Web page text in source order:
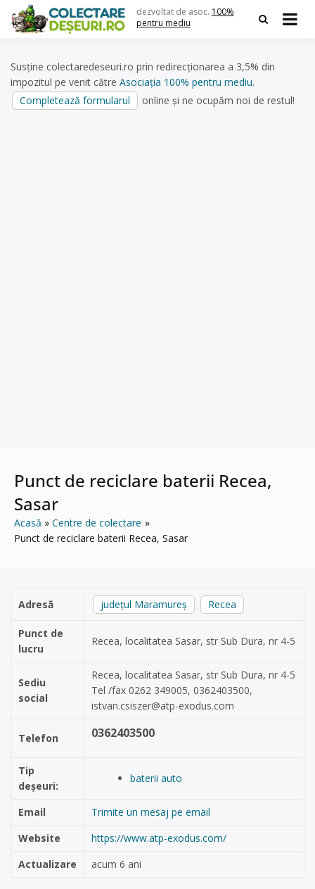
content
dezvoltat de asoc. 100%
pentru mediu
Susține colectaredeseuri.ro prin redirecționarea a 3,5% din
impozitul pe venit către Asociația 100% pentru mediu.
Completează formularul
online și ne ocupăm noi de restul!
Punct de reciclare baterii Recea,
Sasar
Acasă
Centre de colectare
Punct de reciclare baterii Recea, Sasar
Adresă județul Maramureș Recea
Punct de
lucru
Recea, localitatea Sasar, str Sub Dura, nr 4-5
Sediu
social
Recea, localitatea Sasar, str Sub Dura, nr 4-5
Tel /fax 0262 349005, 0362403500,
istvan.csiszer@atp-exodus.com
Telefon 0362403500
Tip
deșeuri:
baterii auto
Email
Trimite un mesaj pe email
Website
https://www.atp-exodus.com/
Actualizare
acum 6 ani